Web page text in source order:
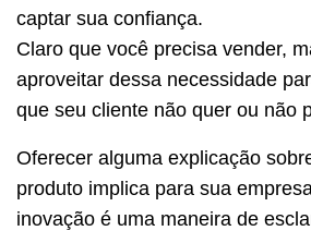
captar sua confiança.
Claro que você precisa vender,
aproveitar dessa necessidade
que seu cliente não quer ou não
Oferecer alguma explicação
produto implica para sua
inovação é uma maneira de